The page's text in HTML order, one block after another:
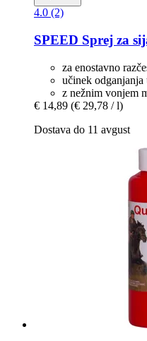
4.0 (2)
SPEED Sprej za
za enostavno
učinek odganjanja
z nežnim vonjem
€ 14,89 (€ 29,78 / l)
Dostava do 11 avgust